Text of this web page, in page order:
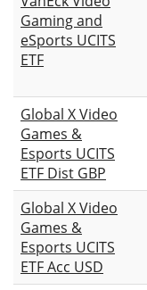
Gaming and
eSports UCITS
ETF
Global X Video
Games &
Esports UCITS
ETF Dist GBP
Global X Video
Games &
Esports UCITS
ETF Acc USD